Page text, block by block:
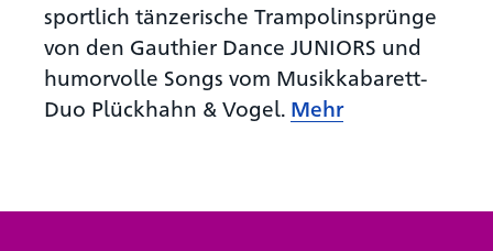
sportlich tänzerische Trampolinsprünge
von den Gauthier Dance JUNIORS und
humorvolle Songs vom Musikkabarett-
Duo Plückhahn & Vogel. Mehr